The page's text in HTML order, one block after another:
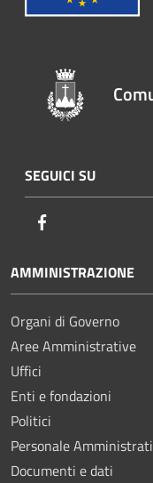
SEGUICI SU
AMMINISTRAZIONE
Organi di Governo
Aree Amministrative
Uffici
Enti e fondazioni
Politici
Personale
Documenti e dati